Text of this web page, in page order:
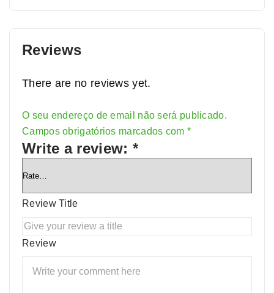
Reviews
There are no reviews yet.
O seu endereço de email não será publicado.
Campos obrigatórios marcados com *
Write a review: *
Review Title
Review
Alternative: